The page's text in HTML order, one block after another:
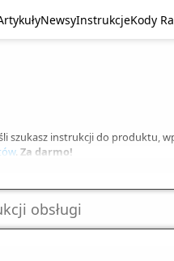
NewsyInstrukcjeKody
szukasz instrukcji do produktu,
. Za darmo!